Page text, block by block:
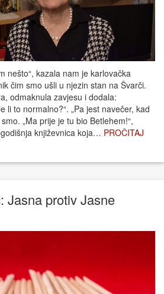
nešto“, kazala nam je karlovačka
čim smo ušli u njezin stan na Švarči.
odmaknula zavjesu i dodala:
li to normalno?“. „Pa jest navečer, kad
„Ma prije je tu bio Betlehem!“,
književnica koja… PROČITAJ
Jasna protiv Jasne